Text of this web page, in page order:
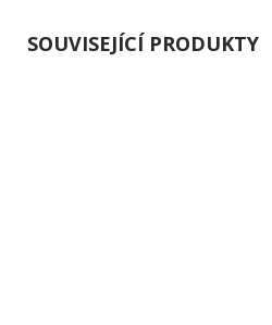
SOUVISEJÍCÍ PRODUKTY